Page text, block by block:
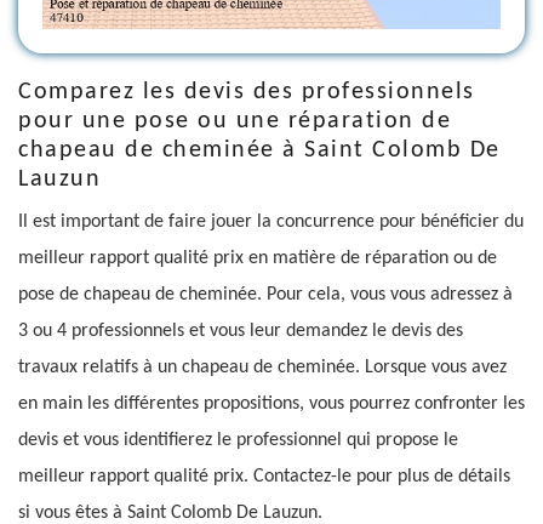
Comparez les devis des professionnels
pour une pose ou une réparation de
chapeau de cheminée à Saint Colomb De
Lauzun
Il est important de faire jouer la concurrence pour bénéficier du
meilleur rapport qualité prix en matière de réparation ou de
pose de chapeau de cheminée. Pour cela, vous vous adressez à
3 ou 4 professionnels et vous leur demandez le devis des
travaux relatifs à un chapeau de cheminée. Lorsque vous avez
en main les différentes propositions, vous pourrez confronter les
devis et vous identifierez le professionnel qui propose le
meilleur rapport qualité prix. Contactez-le pour plus de détails
si vous êtes à Saint Colomb De Lauzun.